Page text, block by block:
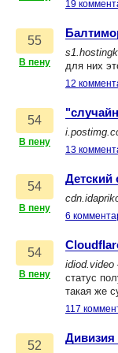
19
55
В пену
для них
12
54
В пену
13
54
В пену
Детский
6
54
В пену
idiod.video
статус
такая же
117
52